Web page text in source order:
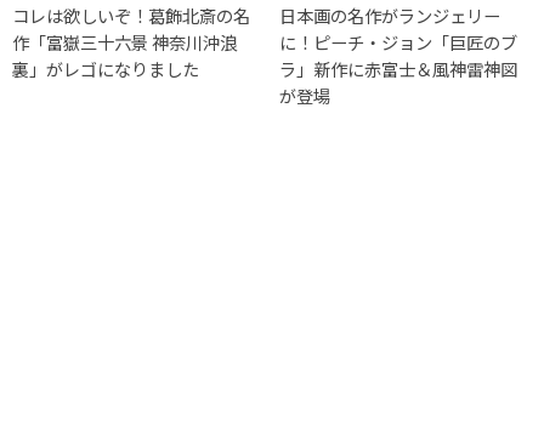
コレは欲しいぞ！葛飾北斎の名
作「富嶽三十六景 神奈川沖浪
裏」がレゴになりました
日本画の名作がランジェリー
に！ピーチ・ジョン「巨匠のブ
ラ」新作に赤富士＆風神雷神図
が登場